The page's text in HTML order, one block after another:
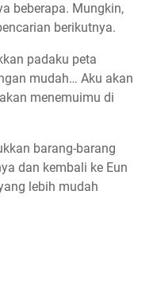
beberapa. Mungkin,
berikutnya.
padaku peta
mudah… Aku akan
menemuimu di
barang-barang
dan kembali ke Eun
lebih mudah